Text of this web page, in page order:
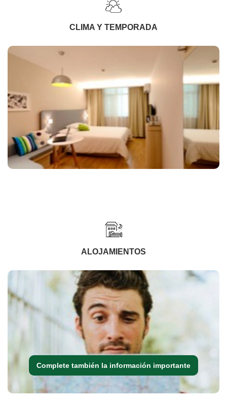
CLIMA Y TEMPORADA
ALOJAMIENTOS
Complete también la información importante